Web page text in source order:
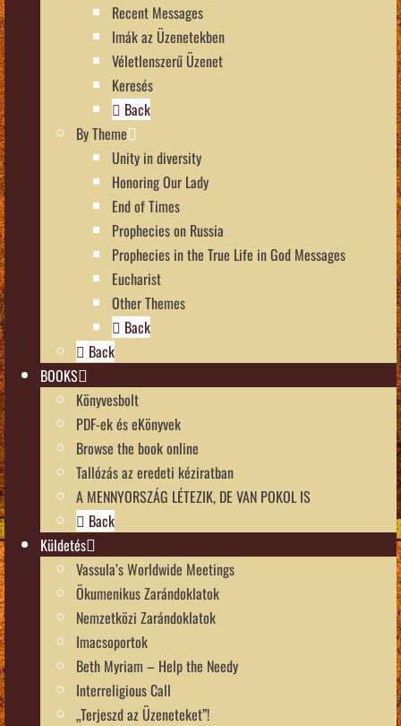
Recent Messages
Imák az Üzenetekben
Véletlenszerű Üzenet
Keresés
Back
By Theme
Unity in diversity
Honoring Our Lady
End of Times
Prophecies on Russia
Prophecies in the True Life in God Messages
Eucharist
Other Themes
Back
Back
BOOKS
Könyvesbolt
PDF-ek és eKönyvek
Browse the book online
Tallózás az eredeti kéziratban
A MENNYORSZÁG LÉTEZIK, DE VAN POKOL IS
Back
Küldetés
Vassula’s Worldwide Meetings
Ökumenikus Zarándoklatok
Nemzetközi Zarándoklatok
Imacsoportok
Beth Myriam – Help the Needy
Interreligious Call
„Terjeszd az Üzeneteket”!